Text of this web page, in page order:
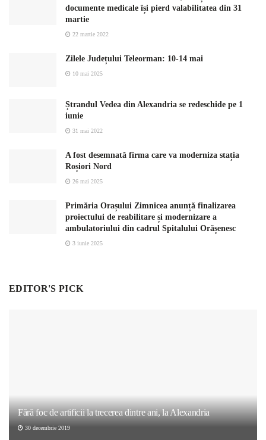
documente medicale își pierd valabilitatea din 31
martie
22 martie 2022
Zilele Județului Teleorman: 10-14 mai
10 mai 2025
Ștrandul Vedea din Alexandria se redeschide pe 1
iunie
31 mai 2022
A fost desemnată firma care va moderniza stația
Roșiori Nord
26 mai 2025
Primăria Orașului Zimnicea anunță finalizarea
proiectului de reabilitare și modernizare a
ambulatoriului din cadrul Spitalului Orășenesc
3 iunie 2025
EDITOR'S PICK
Fără foc de artificii la trecerea dintre ani, la Alexandria
30 decembrie 2019